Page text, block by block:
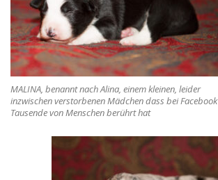
MALINA, benannt nach Alina, einem kleinen, leider
inzwischen verstorbenen Mädchen dass bei Facebook
Tausende von Menschen berührt hat